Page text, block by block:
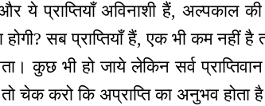
ये प्राप्तियाँ अविनाशी हैं, अल्पकाल
होगी? सब प्राप्तियाँ हैं, एक भी कम नहीं
कुछ भी हो जाये लेकिन सर्व
चेक करो कि अप्राप्ति का अनुभव होता है